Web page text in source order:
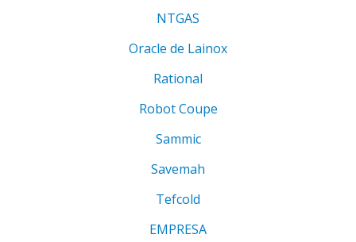
NTGAS
Oracle de Lainox
Rational
Robot Coupe
Sammic
Savemah
Tefcold
EMPRESA